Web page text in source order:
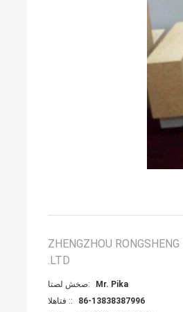
ZHENGZHOU RONGSHENG
LTD.
اتصل شخص:
Mr. Pika
الهاتف ::
86-13838387996